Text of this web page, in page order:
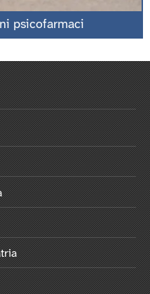
psicofarmaci